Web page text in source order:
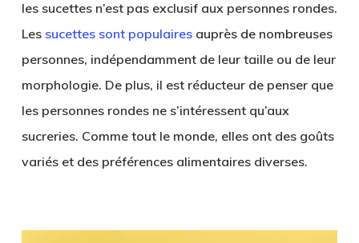
les sucettes n’est pas exclusif aux personnes rondes.
Les sucettes sont populairesauprès de nombreuses
personnes, indépendamment de leur taille ou de leur
morphologie. De plus, il est réducteur de penser que
les personnes rondes ne s’intéressent qu’aux
sucreries. Comme tout le monde, elles ont des goûts
variés et des préférences alimentaires diverses.